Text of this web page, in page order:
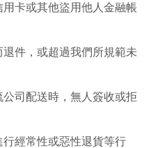
卡或其他盜用他人金融帳
件，或超過我們所規範未
司配送時，無人簽收或拒
經常性或惡性退貨等行